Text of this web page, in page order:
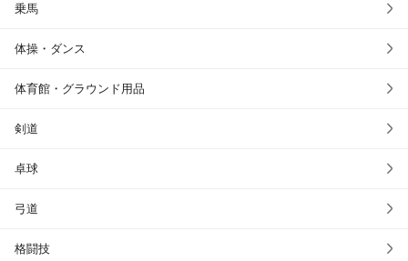
乗馬
体操・ダンス
体育館・グラウンド用品
剣道
卓球
弓道
格闘技